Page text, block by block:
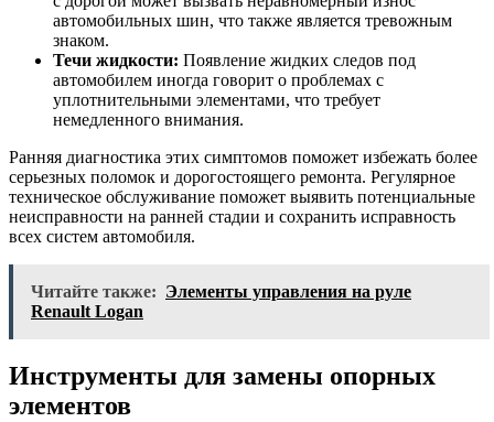
автомобильных шин, что также является тревожным
знаком.
Течи жидкости: Появление жидких следов под
автомобилем иногда говорит о проблемах с
уплотнительными элементами, что требует
немедленного внимания.
Ранняя диагностика этих симптомов поможет избежать более
серьезных поломок и дорогостоящего ремонта. Регулярное
техническое обслуживание поможет выявить потенциальные
неисправности на ранней стадии и сохранить исправность
всех систем автомобиля.
Читайте также: Элементы управления на руле
Renault Logan
Инструменты для замены опорных
элементов